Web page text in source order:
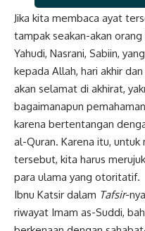
Jika kita membaca ayat
tampak seakan-akan
Yahudi, Nasrani, Sabiin,
kepada Allah, hari akhir
akan selamat di akhirat,
bagaimanapun
karena bertentangan
al-Quran. Karena itu,
tersebut, kita harus
para ulama yang otoritatif.
Ibnu Katsir dalam Tafsir-
riwayat Imam as-Suddi,